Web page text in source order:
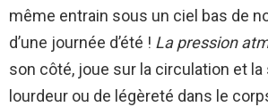
même entrain sous un ciel bas de
d’une journée d’été ! La pression
son côté, joue sur la circulation et
lourdeur ou de légèreté dans le